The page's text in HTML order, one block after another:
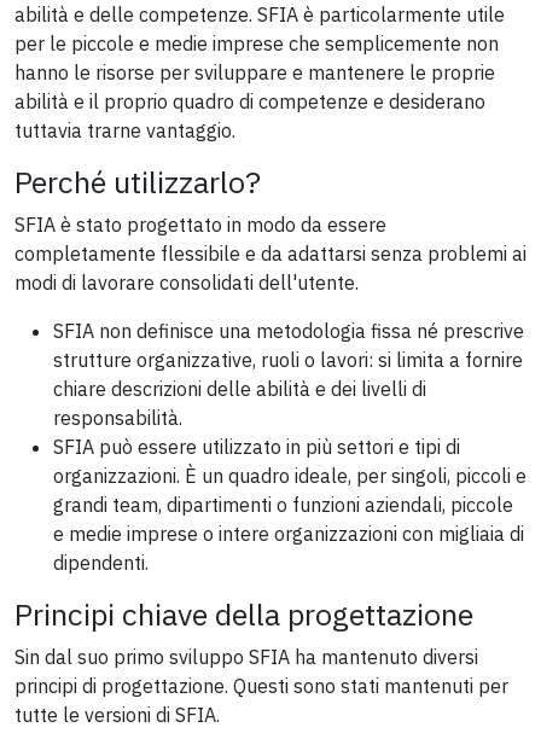
abilità e delle competenze. SFIA è particolarmente utile
per le piccole e medie imprese che semplicemente non
hanno le risorse per sviluppare e mantenere le proprie
abilità e il proprio quadro di competenze e desiderano
tuttavia trarne vantaggio.
Perché utilizzarlo?
SFIA è stato progettato in modo da essere
completamente flessibile e da adattarsi senza problemi ai
modi di lavorare consolidati dell'utente.
SFIA non definisce una metodologia fissa né prescrive
strutture organizzative, ruoli o lavori: si limita a fornire
chiare descrizioni delle abilità e dei livelli di
responsabilità.
SFIA può essere utilizzato in più settori e tipi di
organizzazioni. È un quadro ideale, per singoli, piccoli e
grandi team, dipartimenti o funzioni aziendali, piccole
e medie imprese o intere organizzazioni con migliaia di
dipendenti.
Principi chiave della progettazione
Sin dal suo primo sviluppo SFIA ha mantenuto diversi
principi di progettazione. Questi sono stati mantenuti per
tutte le versioni di SFIA.